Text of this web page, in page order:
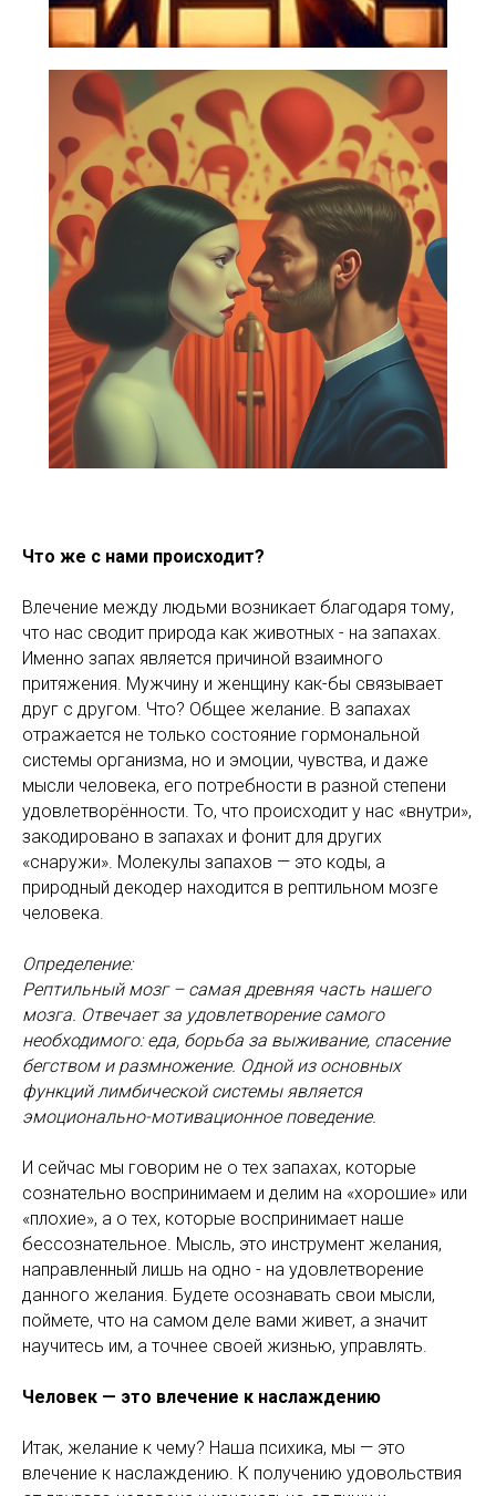
Что же с нами происходит?
Влечение между людьми возникает благодаря тому,
что нас сводит природа как животных - на запахах.
Именно запах является причиной взаимного
притяжения. Мужчину и женщину как-бы связывает
друг с другом. Что? Общее желание. В запахах
отражается не только состояние гормональной
системы организма, но и эмоции, чувства, и даже
мысли человека, его потребности в разной степени
удовлетворённости. То, что происходит у нас «внутри»,
закодировано в запахах и фонит для других
«снаружи». Молекулы запахов — это коды, а
природный декодер находится в рептильном мозге
человека.
Определение:
Рептильный мозг – самая древняя часть нашего
мозга. Отвечает за удовлетворение самого
необходимого: еда, борьба за выживание, спасение
бегством и размножение. Одной из основных
функций лимбической системы является
эмоционально-мотивационное поведение.
И сейчас мы говорим не о тех запахах, которые
сознательно воспринимаем и делим на «хорошие» или
«плохие», а о тех, которые воспринимает наше
бессознательное. Мысль, это инструмент желания,
направленный лишь на одно - на удовлетворение
данного желания. Будете осознавать свои мысли,
поймете, что на самом деле вами живет, а значит
научитесь им, а точнее своей жизнью, управлять.
Человек — это влечение к наслаждению
Итак, желание к чему? Наша психика, мы — это
влечение к наслаждению. К получению удовольствия